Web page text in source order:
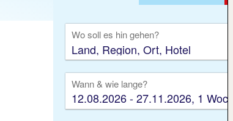
Wo soll es hin gehen?
Wann & wie lange?
12.08.2026 - 27.11.2026, 1 Woche